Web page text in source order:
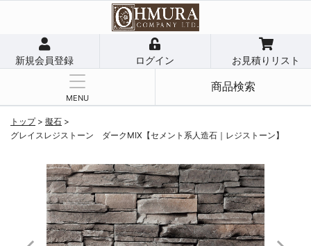
新規会員登録 ログイン お見積りリスト
MENU
商品検索
トップ> 擬石 >
グレイスレジストーン ダークMIX【セメント系人造石｜レジストーン】